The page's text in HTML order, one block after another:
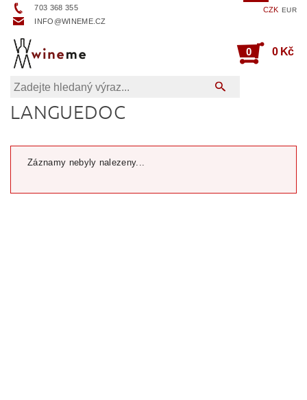
703 368 355
INFO@WINEME.CZ
CZK EUR
0 0 Kč
LANGUEDOC
Záznamy nebyly nalezeny...